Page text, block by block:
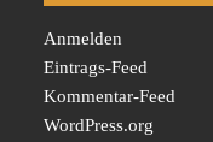
Anmelden
Eintrags-Feed
Kommentar-Feed
WordPress.org